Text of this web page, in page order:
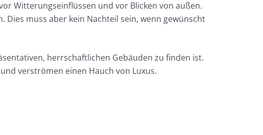
Witterungseinflüssen und vor Blicken von außen.
muss aber kein Nachteil sein, wenn gewünscht
herrschaftlichen Gebäuden zu finden ist.
verströmen einen Hauch von Luxus.